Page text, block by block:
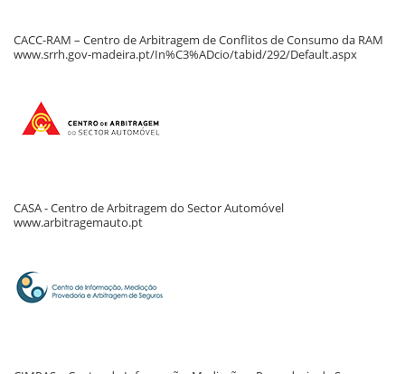
CACC-RAM – Centro de Arbitragem de Conflitos de Consumo da RAM
www.srrh.gov-madeira.pt/In%C3%ADcio/tabid/292/Default.aspx
CASA - Centro de Arbitragem do Sector Automóvel
www.arbitragemauto.pt